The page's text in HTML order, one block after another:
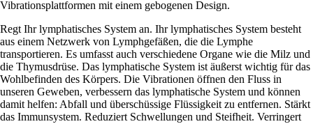
Vibrationsplattformen mit einem gebogenen Design.
Regt Ihr lymphatisches System an. Ihr lymphatisches System besteht
aus einem Netzwerk von Lymphgefäßen, die die Lymphe
transportieren. Es umfasst auch verschiedene Organe wie die Milz und
die Thymusdrüse. Das lymphatische System ist äußerst wichtig für das
Wohlbefinden des Körpers. Die Vibrationen öffnen den Fluss in
unseren Geweben, verbessern das lymphatische System und können
damit helfen: Abfall und überschüssige Flüssigkeit zu entfernen. Stärkt
das Immunsystem. Reduziert Schwellungen und Steifheit. Verringert